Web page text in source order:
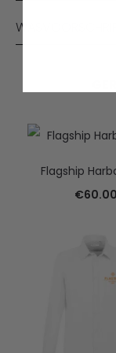
WASVOORSCHRIFT
Flagship
€60.00